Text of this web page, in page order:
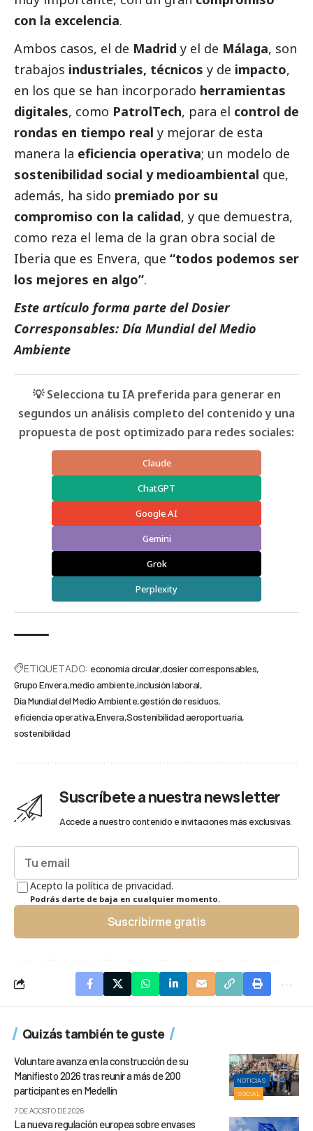
con la excelencia.
Ambos casos, el de Madrid y el de Málaga, son
trabajos industriales, técnicos y de impacto,
en los que se han incorporado herramientas
digitales, como PatrolTech, para el control de
rondas en tiempo real y mejorar de esta
manera la eficiencia operativa; un modelo de
sostenibilidad social y medioambiental que,
además, ha sido premiado por su
compromiso con la calidad, y que demuestra,
como reza el lema de la gran obra social de
Iberia que es Envera, que “todos podemos ser
los mejores en algo”.
Este artículo forma parte del Dosier
Corresponsables: Día Mundial del Medio
Ambiente
💡 Selecciona tu IA preferida para generar en
segundos un análisis completo del contenido y una
propuesta de post optimizado para redes sociales:
Claude
ChatGPT
Google AI
Gemini
Grok
Perplexity
ETIQUETADO: economía circular dosier corresponsables
Grupo Envera medio ambiente inclusión laboral
Día Mundial del Medio Ambiente gestión de residuos
eficiencia operativa Envera Sostenibilidad aeroportuaria
sostenibilidad
Suscríbete a nuestra newsletter
Accede a nuestro contenido e invitaciones más exclusivas.
Acepto la política de privacidad.
Podrás darte de baja en cualquier momento.
Suscribirme gratis
Quizás también te guste
NOTICIAS
SOCIAL
Voluntare avanza en la construcción de su
Manifiesto 2026 tras reunir a más de 200
participantes en Medellín
7 DE AGOSTO DE 2026
La nueva regulación europea sobre envases